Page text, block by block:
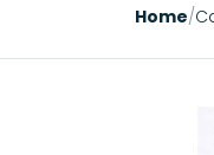
Home/